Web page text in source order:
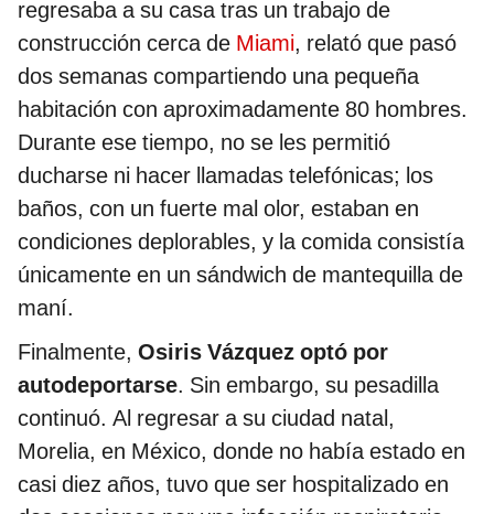
construcción cerca deMiami , relató que pasó
dos semanas compartiendo una pequeña
habitación con aproximadamente 80 hombres.
Durante ese tiempo, no se les permitió
ducharse ni hacer llamadas telefónicas; los
baños, con un fuerte mal olor, estaban en
condiciones deplorables, y la comida consistía
únicamente en un sándwich de mantequilla de
maní.
autodeportarse. Sin embargo, su pesadilla
continuó. Al regresar a su ciudad natal,
Morelia, en México, donde no había estado en
casi diez años, tuvo que ser hospitalizado en
dos ocasiones por una infección respiratoria